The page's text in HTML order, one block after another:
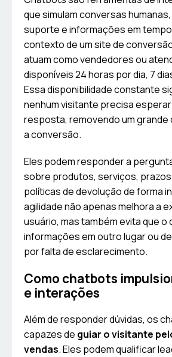
que simulam conversas
suporte e informações em tempo
contexto de um site de
atuam como vendedores ou
disponíveis 24 horas por dia, 7
Essa disponibilidade constante
nenhum visitante precisa
resposta, removendo um grande
a conversão.
Eles podem responder a
sobre produtos, serviços,
políticas de devolução de forma
agilidade não apenas melhora a
usuário, mas também evita que
informações em outro lugar ou
por falta de esclarecimento.
Como chatbots
e interações
Além de responder dúvidas, os
capazes de guiar o visitante
vendas. Eles podem qualificar